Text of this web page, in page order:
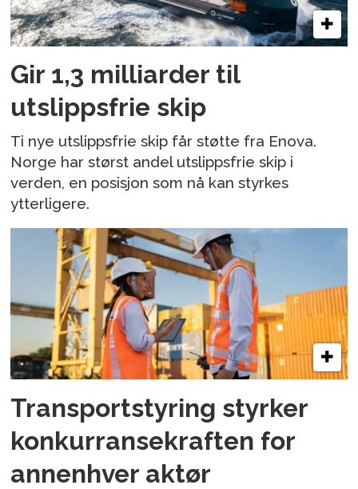
Gir 1,3 milliarder til
utslippsfrie skip
Ti nye utslippsfrie skip får støtte fra Enova.
Norge har størst andel utslippsfrie skip i
verden, en posisjon som nå kan styrkes
ytterligere.
Transportstyring styrker
konkurransekraften for
annenhver aktør